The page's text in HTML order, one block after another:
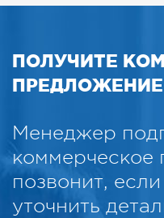
ПОЛУЧИТЕ
ПРЕДЛОЖЕНИЕ
Менеджер
коммерческое
позвонит,
уточнить